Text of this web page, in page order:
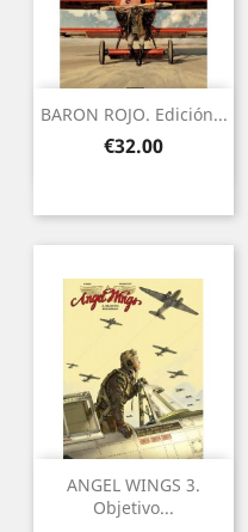
BARON ROJO. Edición...
Price
€32.00
ANGEL WINGS 3.
Objetivo...